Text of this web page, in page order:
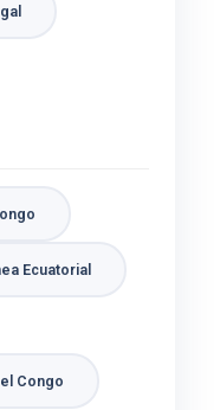
Ecuatorial
Congo